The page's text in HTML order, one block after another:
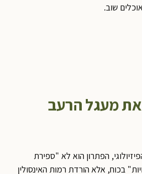
שוב.
מעגל הרעב
הפתרון הוא לא "ספירת
בכוח, אלא הורדת רמות האינסולין